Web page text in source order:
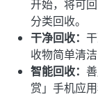
开始，将可
分类回收。
干净回收：
收物简单清
智能回收：
赏」手机应